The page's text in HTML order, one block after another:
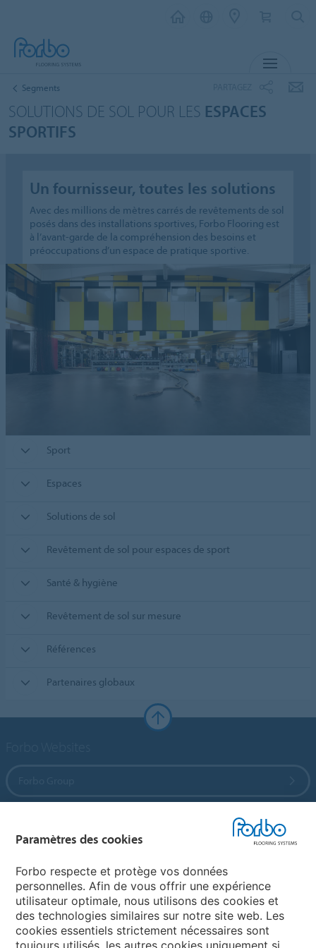
Segments
SOLUTIONS DE SOL POUR LES ESPACES
SPORTIFS
Un fournisseur, toutes les solutions
Avec des millions de mètres carrés de revêtements de sol
posés dans des installations sportives, Forbo Flooring est
à l’avant-garde de la compréhension des besoins et
préoccupations d’un espace de pratique sportive.
Sport
Espaces
Solutions de sol
Revêtement de sol pour espaces de sport
Santé & hygiène
Revêtement de sol sur mesure
Références
Partenaires globaux
Sélectionnez un pays
Paramètres des cookies
Forbo respecte et protège vos données
personnelles. Afin de vous offrir une expérience
utilisateur optimale, nous utilisons des cookies et
des technologies similaires sur notre site web. Les
cookies essentiels strictement nécessaires sont
toujours utilisés, les autres cookies uniquement si